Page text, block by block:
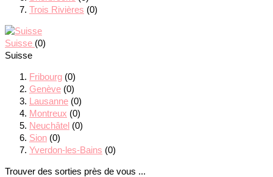
Trois Rivières (0)
Suisse (0)
Suisse
Fribourg (0)
Genève (0)
Lausanne (0)
Montreux (0)
Neuchâtel (0)
Sion (0)
Yverdon-les-Bains (0)
Trouver des sorties près de vous ...